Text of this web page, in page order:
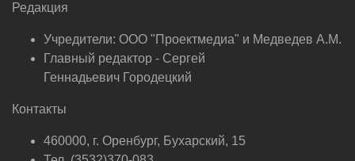
Редакция
Учредители: ООО "Проектмедиа" и Медведев А.М.
Главный редактор - Сергей
Геннадьевич Городецкий
Контакты
460000, г. Оренбург, Бухарский, 15